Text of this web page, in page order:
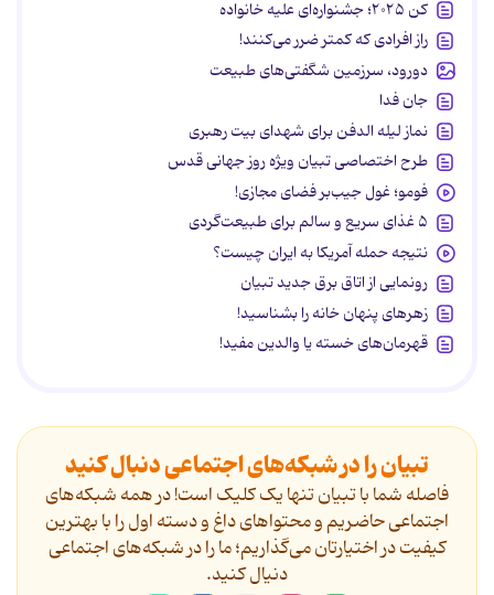
کن ۲۰۲۵؛ جشنواره‌ای علیه خانواده
راز افرادی که کمتر ضرر می‌کنند!
دورود، سرزمین شگفتی‌های طبیعت
جان فدا
نماز لیله الدفن برای شهدای بیت رهبری
طرح اختصاصی تبیان ویژه روز جهانی قدس
فومو؛ غول جیب‌بر فضای مجازی!
۵ غذای سریع و سالم برای طبیعت‌گردی
نتیجه حمله آمریکا به ایران چیست؟
رونمایی از اتاق برق جدید تبیان
زهرهای پنهان خانه را بشناسید!
قهرمان‌های خسته یا والدین مفید!
تبیان را در شبکه‌های اجتماعی دنبال کنید
فاصله شما با تبیان تنها یک کلیک است! در همه شبکه‌های
اجتماعی حاضریم و محتواهای داغ و دسته اول را با بهترین
کیفیت در اختیارتان می‌گذاریم؛ ما را در شبکه‌های اجتماعی
دنیال کنید.